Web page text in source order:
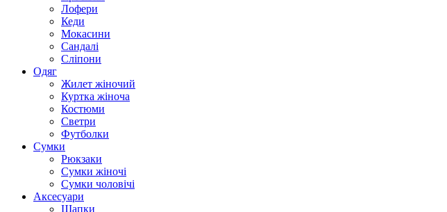
Лофери
Кеди
Мокасини
Сандалі
Сліпони
Одяг
Жилет жіночий
Куртка жіноча
Костюми
Светри
Футболки
Сумки
Рюкзаки
Сумки жіночі
Сумки чоловічі
Аксеcуари
Шапки